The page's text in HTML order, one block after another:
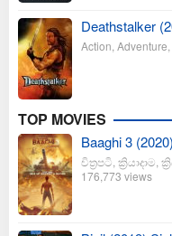
Deathstalker
Action Adventure
TOP MOVIES
Baaghi 3
චිත්‍රපටි ක්‍රියාදාම
176,773 views